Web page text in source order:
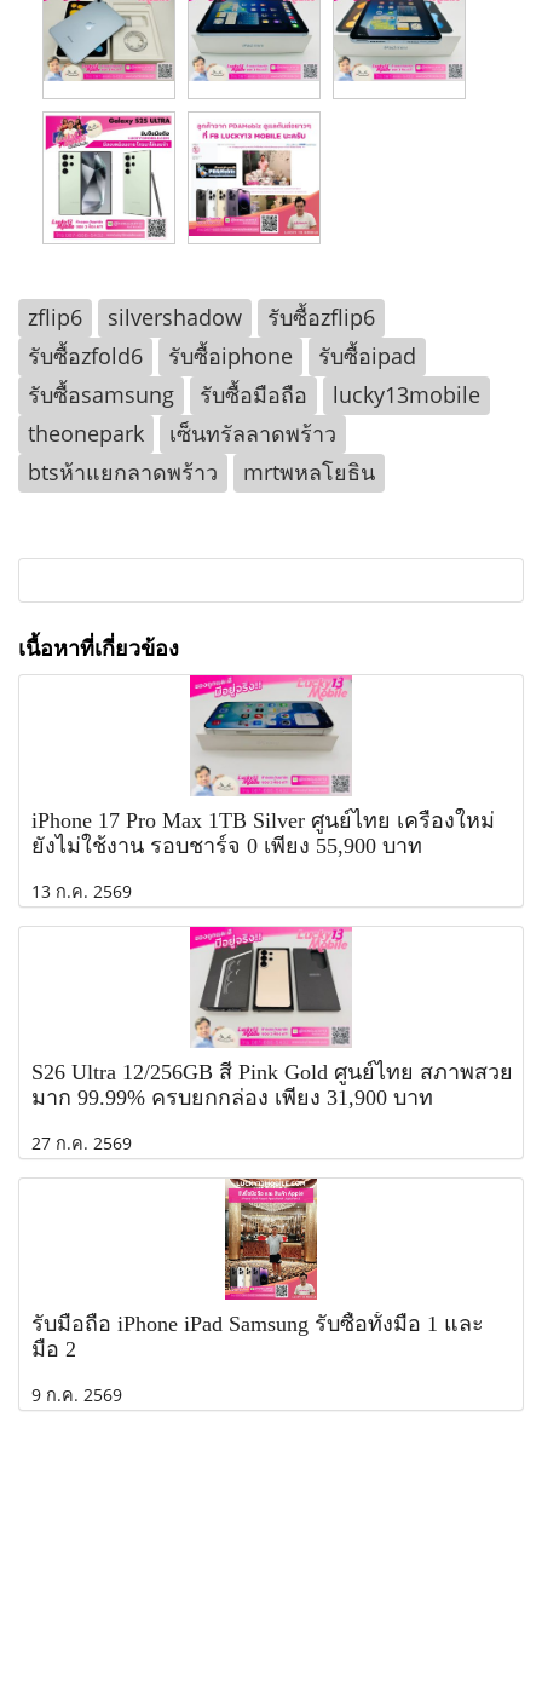
zflip6 silvershadow
รับซื้อzflip6
รับซื้อzfold6
รับซื้อiphone
รับซื้อipad
รับซื้อsamsung
รับซื้อมือถือ
lucky13mobile
theonepark
เซ็นทรัลลาดพร้าว
btsห้าแยกลาดพร้าว
mrtพหลโยธิน
เนื้อหาที่เกี่ยวข้อง
iPhone 17 Pro Max 1TB Silver ศูนย์ไทย เครื่องใหม่
ยังไม่ใช้งาน รอบชาร์จ 0 เพียง 55,900 บาท
13 ก.ค. 2569
S26 Ultra 12/256GB สี Pink Gold ศูนย์ไทย สภาพสวย
มาก 99.99% ครบยกกล่อง เพียง 31,900 บาท
27 ก.ค. 2569
รับมือถือ iPhone iPad Samsung รับซื้อทั้งมือ 1 และ
มือ 2
9 ก.ค. 2569